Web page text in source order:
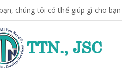
chúng tôi có thể giúp gì cho bạn